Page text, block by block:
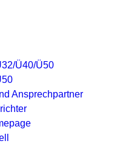
Ü40/Ü50
Ansprechpartner